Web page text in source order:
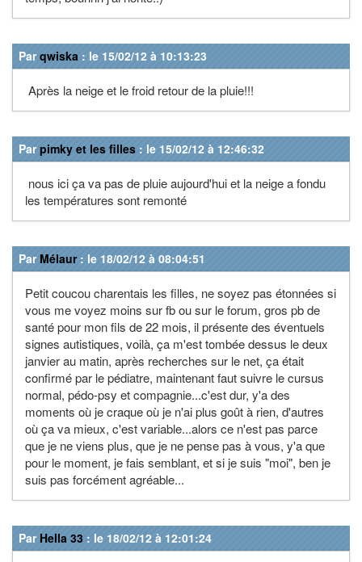
Parqwiska : le 15/02/12 à 10:13:23
Après la neige et le froid retour de la pluie!!!
Parpimky et les filles : le 15/02/12 à 12:46:32
nous ici ça va pas de pluie aujourd'hui et la neige a fondu
les températures sont remonté
Par Mélaur: le 18/02/12 à 08:04:51
Petit coucou charentais les filles, ne soyez pas étonnées si
vous me voyez moins sur fb ou sur le forum, gros pb de
santé pour mon fils de 22 mois, il présente des éventuels
signes autistiques, voilà, ça m'est tombée dessus le deux
janvier au matin, après recherches sur le net, ça était
confirmé par le pédiatre, maintenant faut suivre le cursus
normal, pédo-psy et compagnie...c'est dur, y'a des
moments où je craque où je n'ai plus goût à rien, d'autres
où ça va mieux, c'est variable...alors ce n'est pas parce
que je ne viens plus, que je ne pense pas à vous, y'a que
pour le moment, je fais semblant, et si je suis "moi", ben je
suis pas forcément agréable...
Par Hella 33 : le 18/02/12 à 12:01:24